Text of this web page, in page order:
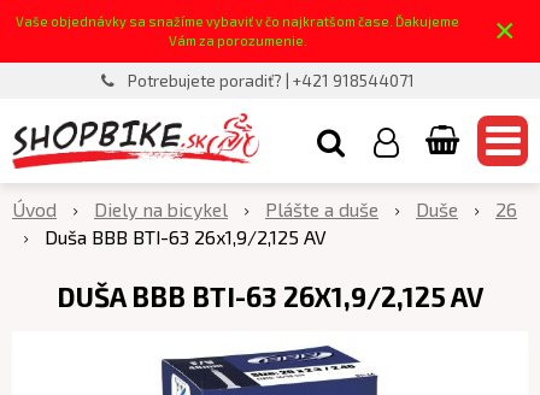
Vaše objednávky sa snažíme vybaviť v čo najkratšom čase. Ďakujeme
Vám za porozumenie.
×
Potrebujete poradiť? | +421 918544071
Úvod Diely na bicykel Plášte a duše Duše
26
Duša BBB BTI-63 26x1,9/2,125 AV
DUŠA BBB BTI-63 26X1,9/2,125 AV